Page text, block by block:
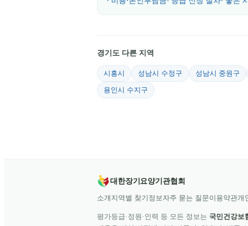
경기도 다른 지역
시흥시 성남시 수정구 성남시 중원구
용인시 수지구
대한장기요양기관협회
소개 지역별 찾기 정보자주 묻는 질문이용약관개
평가등급·정원·인력 등 모든 정보는 국민건강보